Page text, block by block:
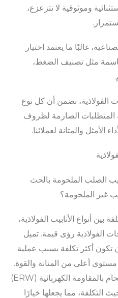
وموثوقية لا تتزعزع،
غالبًا ما يعتمد اختيار
مثل تصنيف الضغط،
نضمن أن كل نوع
المتطلبات الصارمة لظروف
الأمثل والمتانة لعملائنا.
الصلب الملحومة بالحث
بين أنواع الأنابيب الفولاذية،
الفولاذية رؤى قيمة. تميل
أن تكون أكثر تكلفة بسبب عملية
أعلى من المتانة والقوة.
من ناحية أخرى، تقدم أنابيب اللحام بالمقاومة الكهربائية (ERW)
التكلفة، مما يجعلها خيارًا